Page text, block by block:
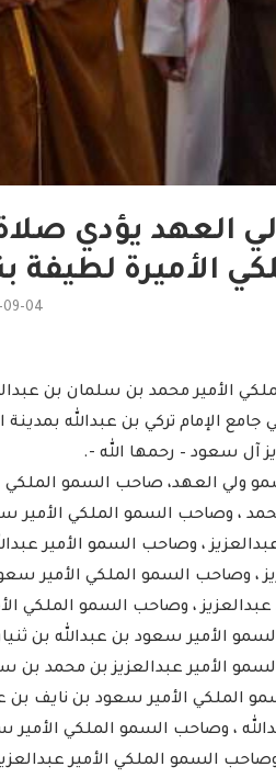
العهد يؤدي
الأميرة
09-04
الأمير محمد بن سلمان بن
جامع الإمام تركي بن عبدالله
آل سعود – رحمها الله -.
ولي العهد، صاحب السمو الملكي
، وصاحب السمو الملكي الأمير
، وصاحب السمو الأمير
، وصاحب السمو الملكي الأمير
، وصاحب السمو الملكي
الأمير سعود بن عبدالله بن
الأمير عبدالعزيز بن محمد
الملكي الأمير سعود بن نايف بن
، وصاحب السمو الملكي
السمو الملكي الأمير